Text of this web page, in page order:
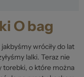
O bag
wróciły do lat
lalki. Teraz nie
torebki, o które można